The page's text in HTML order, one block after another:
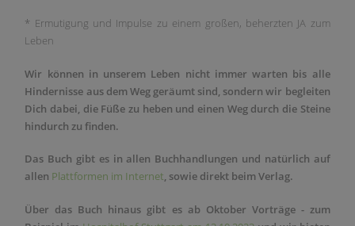
* Ermutigung und Impulse zu einem großen, beherzten JA zum
Leben
Wir können in unserem Leben nicht immer warten bis alle
Hindernisse aus dem Weg geräumt sind, sondern wir begleiten
Dich dabei, die Füße zu heben und einen Weg durch die Steine
hindurch zu finden.
Das Buch gibt es in allen Buchhandlungen und natürlich auf
allen Plattformen im Internet, sowie direkt beim Verlag.
Über das Buch hinaus gibt es ab Oktober Vorträge - zum